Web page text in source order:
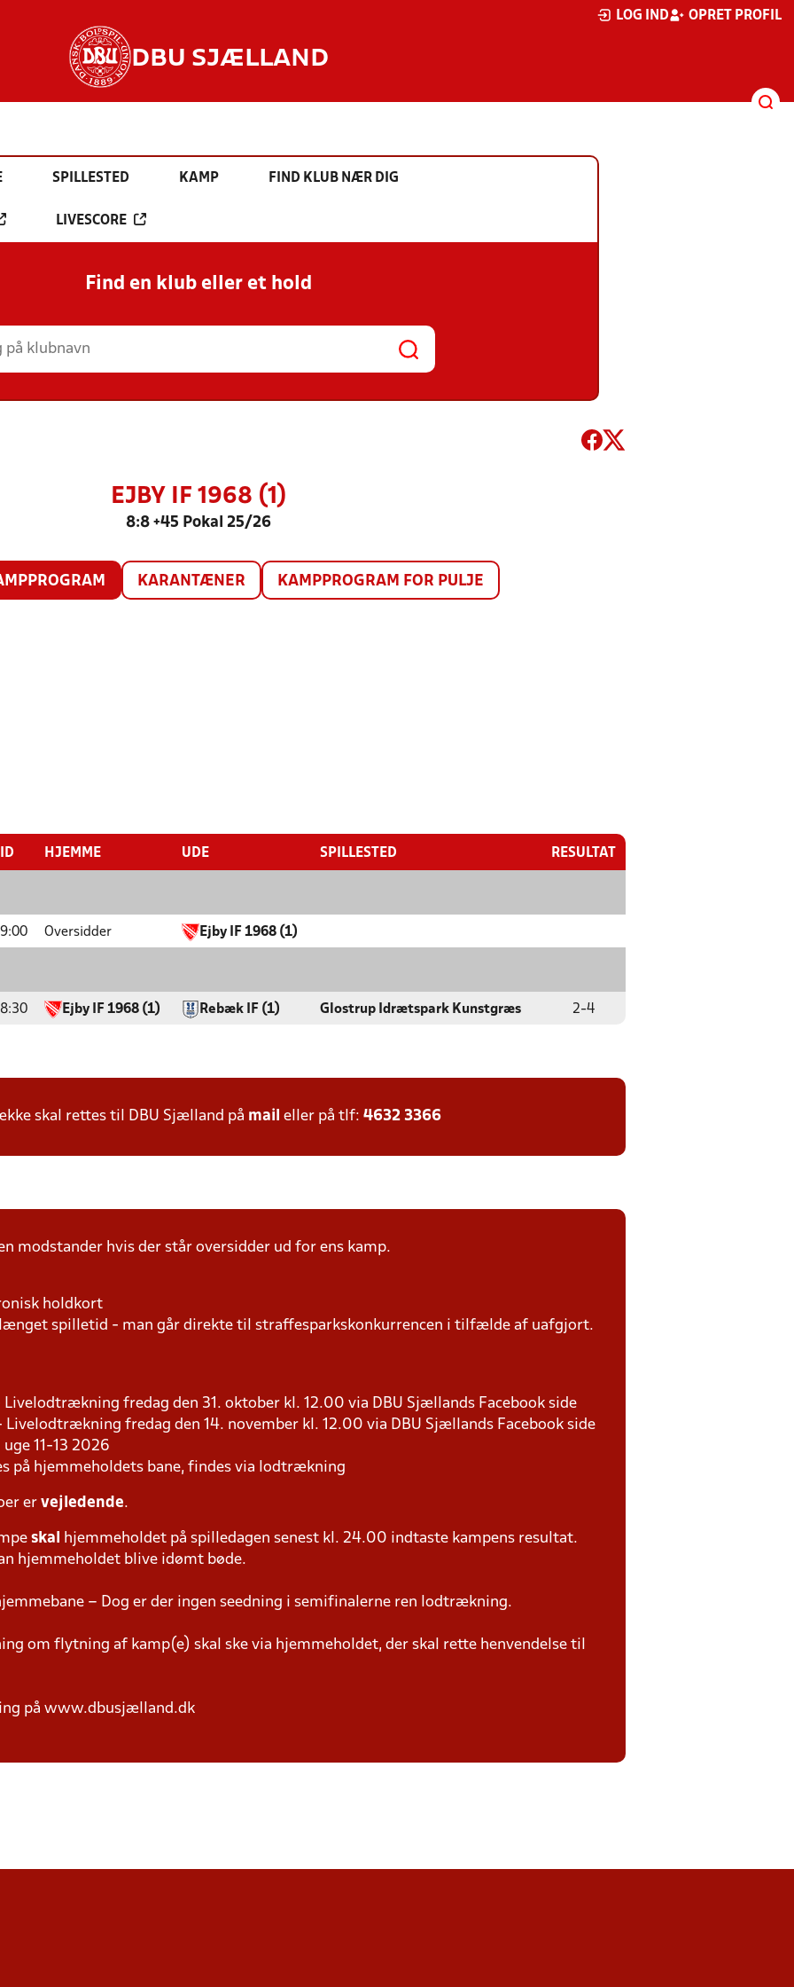
LOG IND OPRET PROFIL
DBU SJÆLLAND
SPILLESTED KAMP FIND KLUB NÆR DIG
LIVESCORE
Find en klub eller et hold
EJBY IF 1968 (1)
8:8 +45 Pokal 25/26
KARANTÆNER KAMPPROGRAM FOR PULJE
HJEMME UDE SPILLESTED RESULTAT
Oversidder Ejby IF 1968 (1)
Ejby IF 1968 (1) Rebæk IF (1) Glostrup Idrætspark Kunstgræs 2-4
skal rettes til DBU Sjælland på mail eller på tlf: 4632 3366
modstander hvis der står oversidder ud for ens kamp.
holdkort
spilletid - man går direkte til straffesparkskonkurrencen i tilfælde af uafgjort.
fredag den 31. oktober kl. 12.00 via DBU Sjællands Facebook side
fredag den 14. november kl. 12.00 via DBU Sjællands Facebook side
11-13 2026
på hjemmeholdets bane, findes via lodtrækning
er vejledende.
skal
hjemmeholdet på spilledagen senest kl. 24.00 indtaste kampens resultat.
hjemmeholdet blive idømt bøde.
– Dog er der ingen seedning i semifinalerne ren lodtrækning.
om flytning af kamp(e) skal ske via hjemmeholdet, der skal rette henvendelse til
på www.dbusjælland.dk